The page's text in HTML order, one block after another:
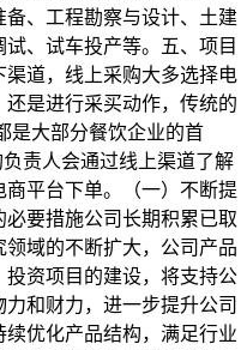
、工程勘察与设计、土建
、试车投产等。五、项目
道，线上采购大多选择电
是进行采买动作，传统的
是大部分餐饮企业的首
责人会通过线上渠道了解
平台下单。（一）不断提
要措施公司长期积累已取
域的不断扩大，公司产品
资项目的建设，将支持公
和财力，进一步提升公司
优化产品结构，满足行业